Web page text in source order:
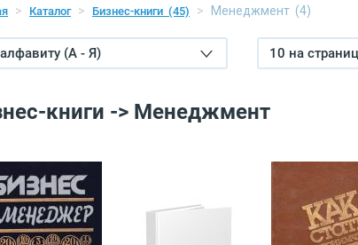
Каталог Бизнес-книги (45) Менеджмент (4)
(А - Я) 10 на
книги -> Менеджмент